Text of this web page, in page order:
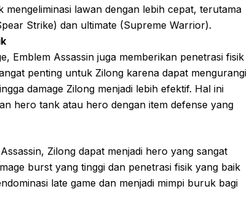
mengeliminasi lawan dengan lebih cepat, terutama
Strike) dan ultimate (Supreme Warrior).
Emblem Assassin juga memberikan penetrasi fisik
penting untuk Zilong karena dapat mengurangi
damage Zilong menjadi lebih efektif. Hal ini
hero tank atau hero dengan item defense yang
Zilong dapat menjadi hero yang sangat
burst yang tinggi dan penetrasi fisik yang baik
late game dan menjadi mimpi buruk bagi